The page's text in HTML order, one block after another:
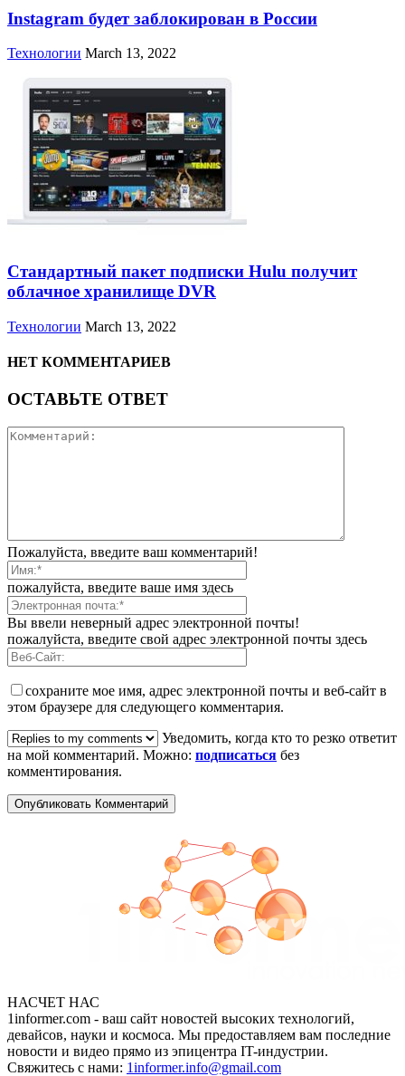
Instagram будет заблокирован в России
Технологии March 13, 2022
Стандартный пакет подписки Hulu получит
облачное хранилище DVR
Технологии March 13, 2022
НЕТ КОММЕНТАРИЕВ
ОСТАВЬТЕ ОТВЕТ
Пожалуйста, введите ваш комментарий!
пожалуйста, введите ваше имя здесь
Вы ввели неверный адрес электронной почты!
пожалуйста, введите свой адрес электронной почты здесь
сохраните мое имя, адрес электронной почты и веб-сайт в
этом браузере для следующего комментария.
Уведомить, когда кто то резко ответит
на мой комментарий. Можно: подписаться без
комментирования.
НАСЧЕТ НАС
1informer.com - ваш сайт новостей высоких технологий,
девайсов, науки и космоса. Мы предоставляем вам последние
новости и видео прямо из эпицентра IT-индустрии.
Свяжитесь с нами: 1informer.info@gmail.com